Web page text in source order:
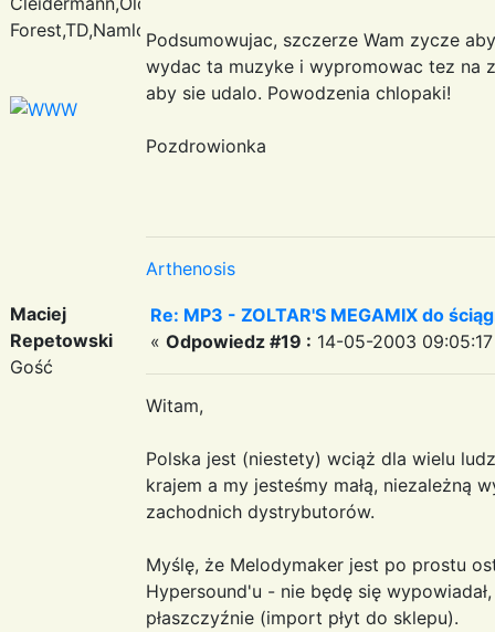
Forest,TD,NamlookPodsumowujac, szczerze Wam zycze
wydac ta muzyke i wypromowac tez na
aby sie udalo. Powodzenia chlopaki!
Pozdrowionka
Arthenosis
Maciej
Repetowski
Gość
Re: MP3 - ZOLTAR'S MEGAMIX do
« Odpowiedz #19 : 14-05-2003
Witam,
Polska jest (niestety) wciąż dla wielu
krajem a my jesteśmy małą, niezależną
zachodnich dystrybutorów.
Myślę, że Melodymaker jest po prostu
Hypersound'u - nie będę się
płaszczyźnie (import płyt do sklepu).